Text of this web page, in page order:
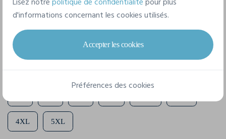
Composition
8 tailles disponibles
4XL 5XL
d'informations concernant les cookies utilisés.
Accepter les cookies
Préférences des cookies